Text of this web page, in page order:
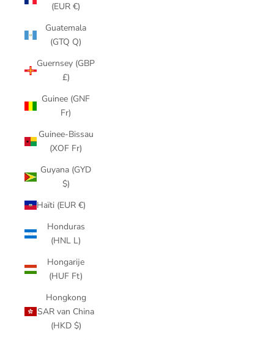
(EUR €)
Guatemala
(GTQ Q)
Guernsey (GBP
£)
Guinee (GNF
Fr)
Guinee-Bissau
(XOF Fr)
Guyana (GYD
$)
Haïti (EUR €)
Honduras
(HNL L)
Hongarije
(HUF Ft)
Hongkong
SAR van China
(HKD $)